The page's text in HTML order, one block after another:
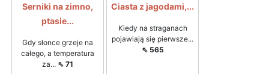
Serniki na zimno,
ptasie...
Gdy słonce grzeje na
całego, a temperatura
za... ⇖ 71
Ciasta z jagodami,...
Kiedy na straganach
pojawiają się pierwsze...
⇖ 565